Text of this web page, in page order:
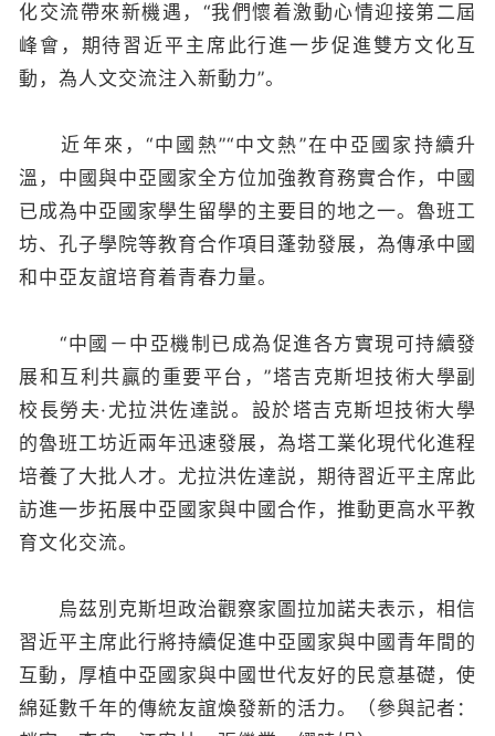
化交流帶來新機遇，“我們懷着激動心情迎接第二屆
峰會，期待習近平主席此行進一步促進雙方文化互
動，為人文交流注入新動力”。
近年來，“中國熱”“中文熱”在中亞國家持續升
溫，中國與中亞國家全方位加強教育務實合作，中國
已成為中亞國家學生留學的主要目的地之一。魯班工
坊、孔子學院等教育合作項目蓬勃發展，為傳承中國
和中亞友誼培育着青春力量。
“中國－中亞機制已成為促進各方實現可持續發
展和互利共贏的重要平台，”塔吉克斯坦技術大學副
校長勞夫·尤拉洪佐達説。設於塔吉克斯坦技術大學
的魯班工坊近兩年迅速發展，為塔工業化現代化進程
培養了大批人才。尤拉洪佐達説，期待習近平主席此
訪進一步拓展中亞國家與中國合作，推動更高水平教
育文化交流。
烏茲別克斯坦政治觀察家圖拉加諾夫表示，相信
習近平主席此行將持續促進中亞國家與中國青年間的
互動，厚植中亞國家與中國世代友好的民意基礎，使
綿延數千年的傳統友誼煥發新的活力。（參與記者：